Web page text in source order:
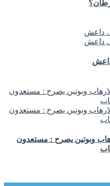
وبوتين يصرح : مستعدون